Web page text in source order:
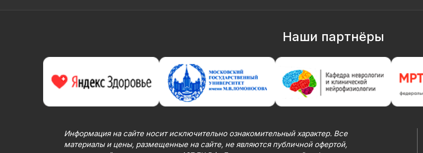
Наши партнёры
Информация на сайте носит исключительно ознакомительный характер. Все
материалы и цены, размещенные на сайте, не являются публичной офертой,